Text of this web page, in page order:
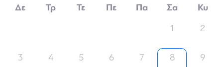
Δε Τρ Τε Πε Πα Σα
Κυ
1
2
3 4 5 6 7 8 9